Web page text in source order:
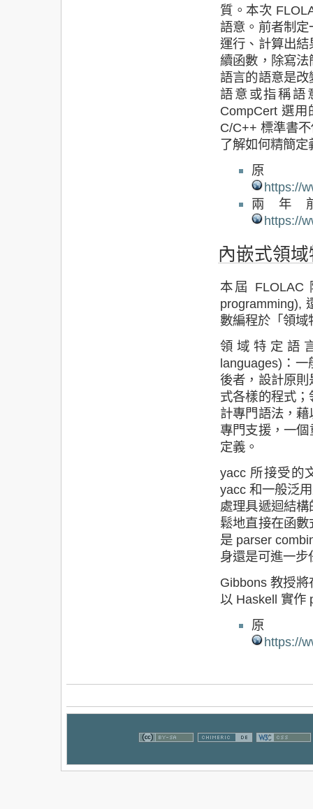
質。本次
語意。前者制
運行、計算出
續函數，除寫
語言的語意是
語意或指稱
CompCert 選
C/C++ 標準書
了解如何精簡
https://
兩年
https://
內嵌式領
本屆 FLOLAC
programming),
數編程於「領域
領域特定語
languages)：
後者，設計原
式各樣的程式
計專門語法，
專門支援，一
定義。
yacc 所接受的
yacc 和一般泛
處理具遞迴結
鬆地直接在函
是 parser
身還是可進一
Gibbons 教授
以 Haskell 實作
https://